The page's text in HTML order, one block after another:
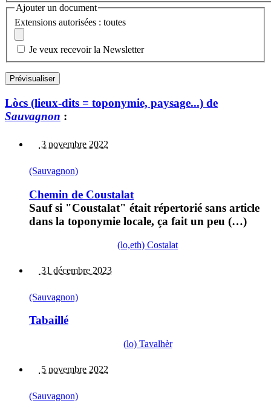
Ajouter un document
Extensions autorisées : toutes
Je veux recevoir la Newsletter
Lòcs (lieux-dits = toponymie, paysage...) de
Sauvagnon :
3 novembre 2022
(Sauvagnon)
Chemin de Coustalat
Sauf si "Coustalat" était répertorié sans article
dans la toponymie locale, ça fait un peu (…)
(lo,eth) Costalat
31 décembre 2023
(Sauvagnon)
Tabaillé
(lo) Tavalhèr
5 novembre 2022
(Sauvagnon)